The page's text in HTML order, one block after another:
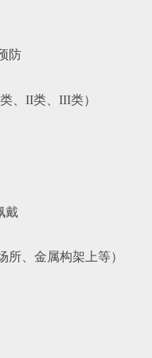
防
、II类、III类）
戴
所、金属构架上等）